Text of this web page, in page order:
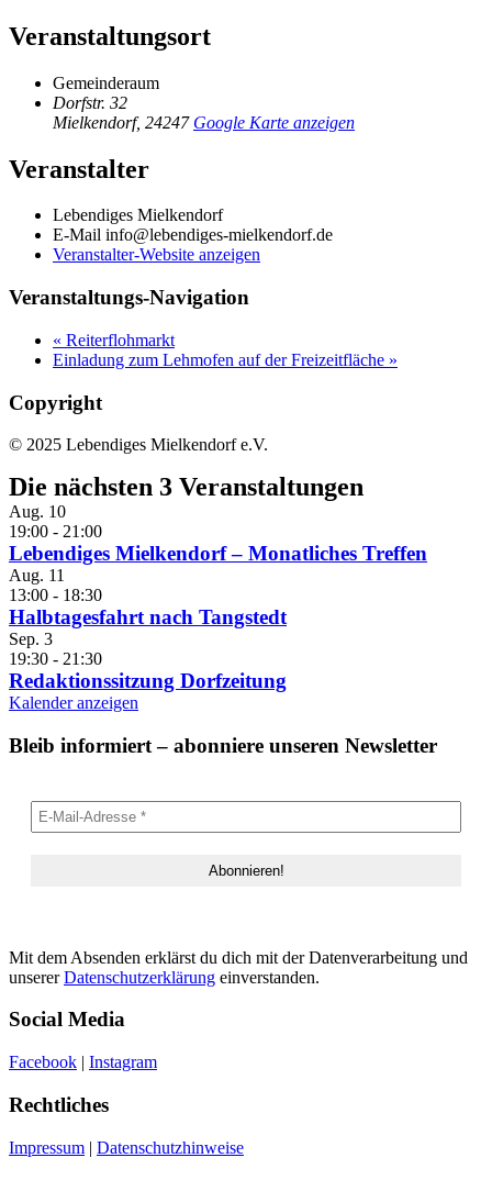
Veranstaltungsort
Gemeinderaum
Dorfstr. 32
Mielkendorf, 24247 Google Karte anzeigen
Veranstalter
Lebendiges Mielkendorf
E-Mail info@lebendiges-mielkendorf.de
Veranstalter-Website anzeigen
Veranstaltungs-Navigation
« Reiterflohmarkt
Einladung zum Lehmofen auf der Freizeitfläche »
Copyright
© 2025 Lebendiges Mielkendorf e.V.
Die nächsten 3 Veranstaltungen
Aug. 10
19:00 - 21:00
Lebendiges Mielkendorf – Monatliches Treffen
Aug. 11
13:00 - 18:30
Halbtagesfahrt nach Tangstedt
Sep. 3
19:30 - 21:30
Redaktionssitzung Dorfzeitung
Kalender anzeigen
Bleib informiert – abonniere unseren Newsletter
Mit dem Absenden erklärst du dich mit der Datenverarbeitung und
unsererDatenschutzerklärung einverstanden.
Social Media
Facebook | Instagram
Rechtliches
Impressum | Datenschutzhinweise